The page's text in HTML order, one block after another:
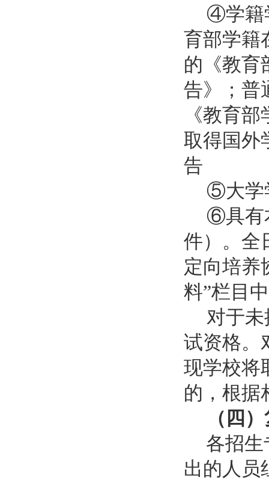
④学籍
育部学籍
的《教育
告》；普
《教育
取得国外
告
⑤大学
⑥具有
件）。全
定向培养
料”栏目
对于
试资格。
现学校将
的，根据
（四
各招
出的人员